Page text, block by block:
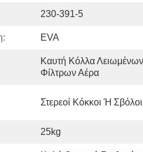
230-391-5
EVA
Καυτή Κόλλα
Φίλτρων Αέρα
Στερεοί Κόκκοι Ή Σβόλοι
25kg